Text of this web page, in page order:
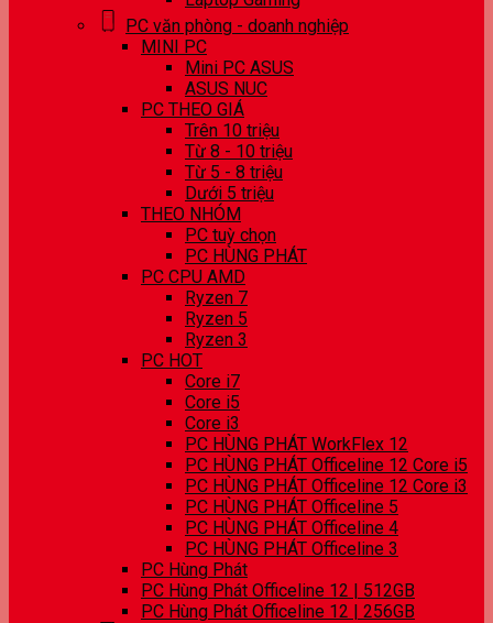
PC văn phòng - doanh nghiệp
MINI PC
Mini PC ASUS
ASUS NUC
PC THEO GIÁ
Trên 10 triệu
Từ 8 - 10 triệu
Từ 5 - 8 triệu
Dưới 5 triệu
THEO NHÓM
PC tuỳ chọn
PC HÙNG PHÁT
PC CPU AMD
Ryzen 7
Ryzen 5
Ryzen 3
PC HOT
Core i7
Core i5
Core i3
PC HÙNG PHÁT WorkFlex 12
PC HÙNG PHÁT Officeline 12 Core i5
PC HÙNG PHÁT Officeline 12 Core i3
PC HÙNG PHÁT Officeline 5
PC HÙNG PHÁT Officeline 4
PC HÙNG PHÁT Officeline 3
PC Hùng Phát
PC Hùng Phát Officeline 12 | 512GB
PC Hùng Phát Officeline 12 | 256GB